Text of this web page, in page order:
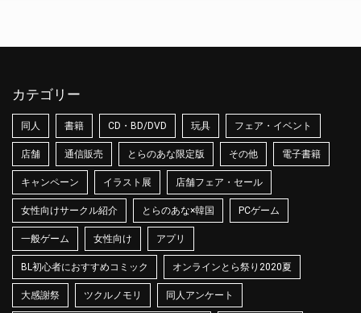
カテゴリー
同人 書籍 CD・BD/DVD 玩具 フェア・イベント
店舗 通信販売 とらのあな限定版 その他 電子書籍
キャンペーン イラスト展 店舗フェア・セール
女性向けサークル紹介 とらのあな×韓国 PCゲーム
一般ゲーム 女性向け アプリ
BL初心者におすすめコミック オンラインとら祭り2020夏
大感謝祭 ツクルノモリ 同人アンケート